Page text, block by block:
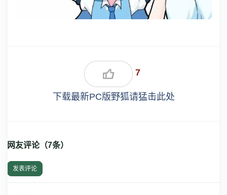
7
下载最新PC版野狐请猛击此处
网友评论（7条）
发表评论